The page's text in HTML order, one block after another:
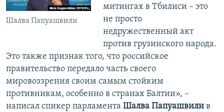
Шалва Папуашвили
митингах в Тбилиси – это
не просто
недружественный акт
против грузинского народа.
Это также признак того, что российское
правительство передало часть своего
мировоззрения своим самым стойким
противникам, особенно в странах Балтии», –
написал спикер парламента Шалва Папуашвили в